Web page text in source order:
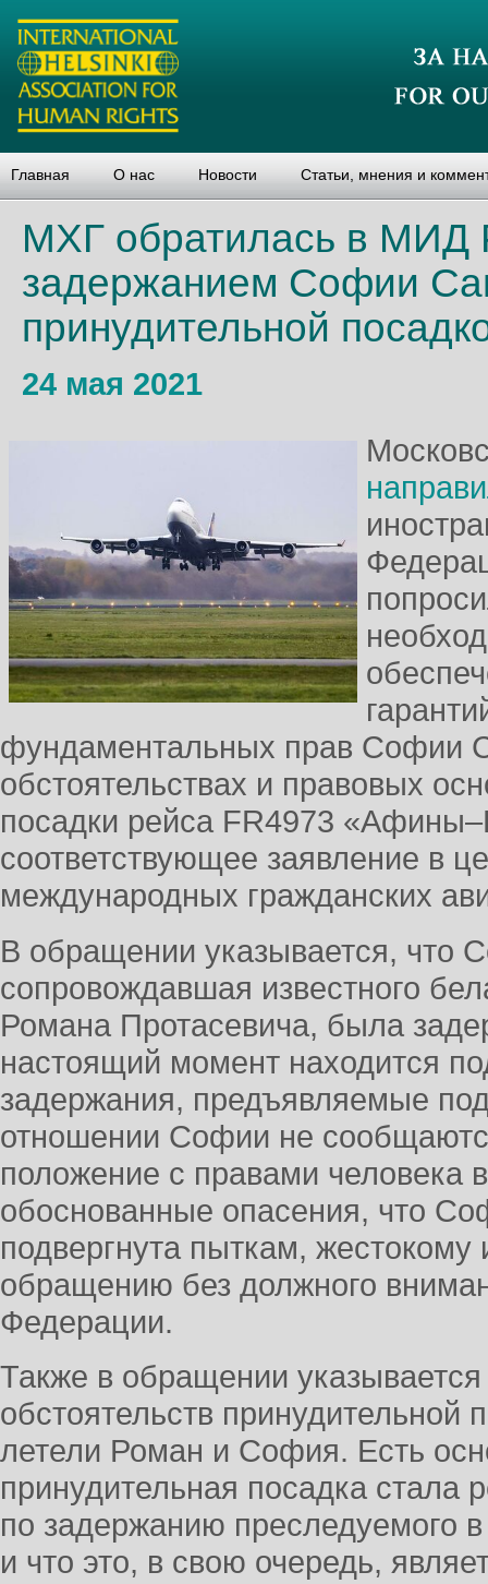
Главная О нас Новости Статьи, мнения и
МХГ обратилась в МИД
задержанием Софии
принудительной
24 мая 2021
фундаментальных прав Софии
обстоятельствах и правовых
посадки рейса FR4973
соответствующее заявление в
международных гражданских
В обращении указывается, что
сопровождавшая известного
Романа Протасевича, была
настоящий момент находится
задержания, предъявляемые
отношении Софии не
положение с правами человека
обоснованные опасения, что
подвергнута пыткам, жестокому
обращению без должного
Федерации.
Также в обращении указывается
обстоятельств принудительной
летели Роман и София. Есть
принудительная посадка стала
по задержанию преследуемого
и что это, в свою очередь,